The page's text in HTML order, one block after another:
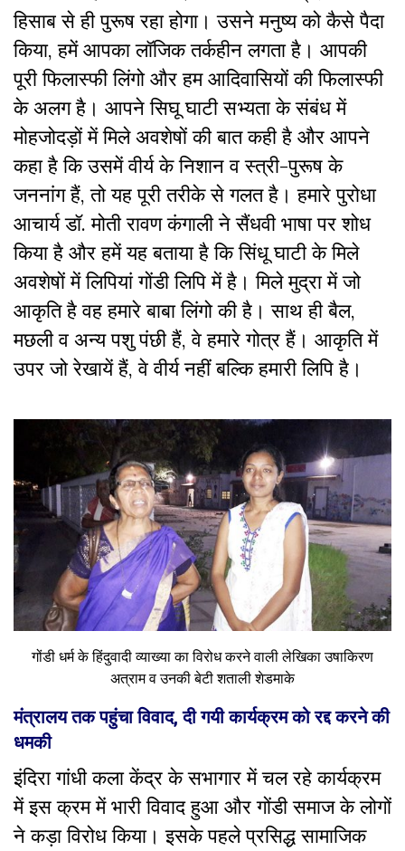
हिसाब से ही पुरूष रहा होगा। उसने मनुष्य को कैसे पैदा
किया, हमें आपका लॉजिक तर्कहीन लगता है। आपकी
पूरी फिलास्फी लिंगो और हम आदिवासियों की फिलास्फी
के अलग है। आपने सिघू घाटी सभ्यता के संबंध में
मोहजोदड़ों में मिले अवशेषों की बात कही है और आपने
कहा है कि उसमें वीर्य के निशान व स्त्री-पुरूष के
जननांग हैं, तो यह पूरी तरीके से गलत है। हमारे पुरोधा
आचार्य डॉ. मोती रावण कंगाली ने सैंधवी भाषा पर शोध
किया है और हमें यह बताया है कि सिंधू घाटी के मिले
अवशेषों में लिपियां गोंडी लिपि में है। मिले मुद्रा में जो
आकृति है वह हमारे बाबा लिंगो की है। साथ ही बैल,
मछली व अन्य पशु पंछी हैं, वे हमारे गोत्र हैं। आकृति में
उपर जो रेखायें हैं, वे वीर्य नहीं बल्कि हमारी लिपि है।
गोंडी धर्म के हिंदुवादी व्याख्या का विरोध करने वाली लेखिका उषाकिरण
अत्राम व उनकी बेटी शताली शेडमाके
मंत्रालय तक पहुंचा विवाद, दी गयी कार्यक्रम को रद्द करने की
धमकी
इंदिरा गांधी कला केंद्र के सभागार में चल रहे कार्यक्रम
में इस क्रम में भारी विवाद हुआ और गोंडी समाज के लोगों
ने कड़ा विरोध किया। इसके पहले प्रसिद्ध सामाजिक